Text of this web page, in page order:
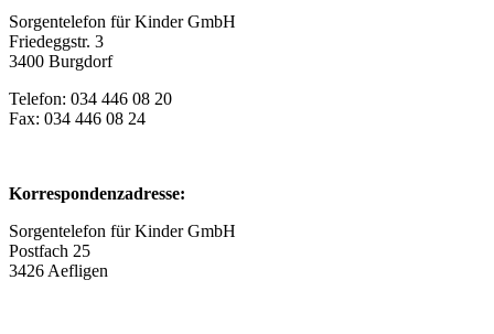
Sorgentelefon für Kinder GmbH
Friedeggstr. 3
3400 Burgdorf
Telefon: 034 446 08 20
Fax: 034 446 08 24
Korrespondenzadresse:
Sorgentelefon für Kinder GmbH
Postfach 25
3426 Aefligen